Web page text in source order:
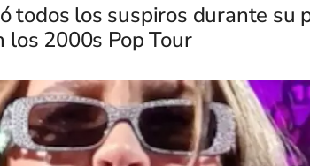
todos los suspiros durante su
los 2000s Pop Tour